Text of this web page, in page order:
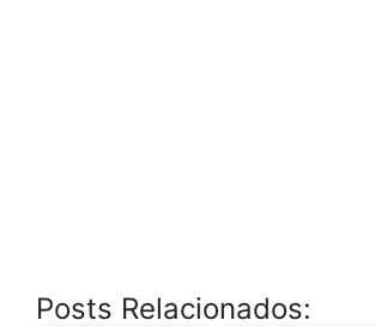
Posts Relacionados: